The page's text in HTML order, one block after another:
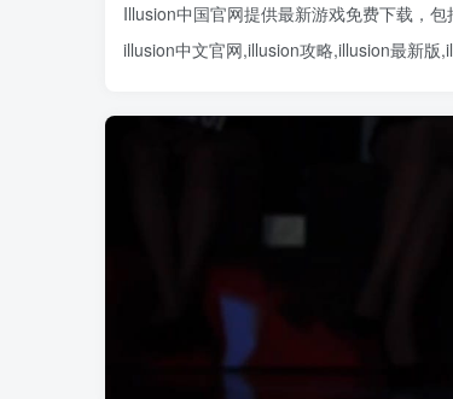
Illusion中国官网提供最新游戏免费下载，包
illusion中文官网,illusion攻略,illusion最新版,